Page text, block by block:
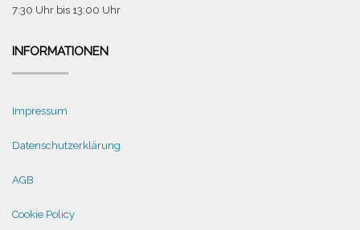
7:30 Uhr bis 13:00 Uhr
INFORMATIONEN
Impressum
Datenschutzerklärung
AGB
Cookie Policy